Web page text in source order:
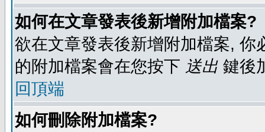
如何在文章發表後新增附加檔案?
欲在文章發表後新增附加檔案,
的附加檔案會在您按下 送出 鍵後
回頂端
如何刪除附加檔案?